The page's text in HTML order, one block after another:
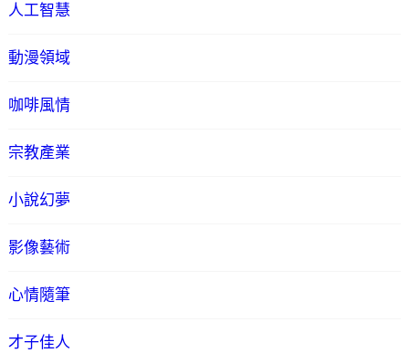
人工智慧
動漫領域
咖啡風情
宗教產業
小說幻夢
影像藝術
心情隨筆
才子佳人